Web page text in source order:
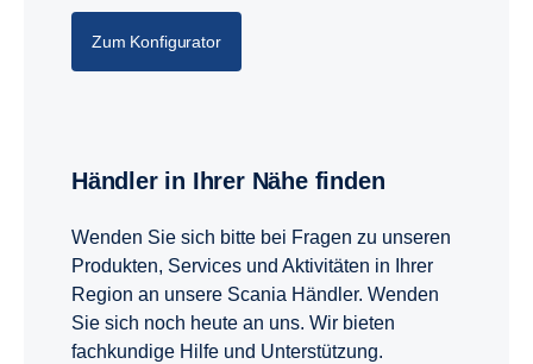
Zum Konfigurator
Händler in Ihrer Nähe finden
Wenden Sie sich bitte bei Fragen zu unseren
Produkten, Services und Aktivitäten in Ihrer
Region an unsere Scania Händler. Wenden
Sie sich noch heute an uns. Wir bieten
fachkundige Hilfe und Unterstützung.